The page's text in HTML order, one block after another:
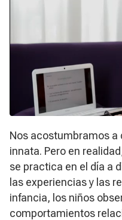
Nos acostumbramos a
innata. Pero en
se practica en el día a
las experiencias y las
infancia, los niños
comportamientos